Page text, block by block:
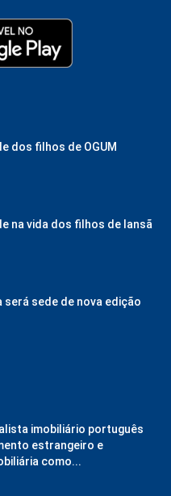
dos filhos de OGUM
na vida dos filhos de Iansã
será sede de nova edição
imobiliário português
estrangeiro e
como...